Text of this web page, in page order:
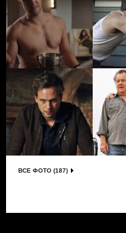
ВСЕ ФОТО (187)